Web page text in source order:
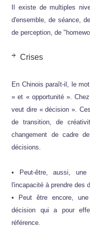
Il existe de multiples
d'ensemble, de séance,
de perception, de
Crises
En Chinois paraît-il, le
» et « opportunité ».
veut dire « décision ».
de transition, de
changement de cadre
décisions.
• Peut-être, aussi,
l'incapacité à prendre des
• Peut être encore,
décision qui a pour
référence.